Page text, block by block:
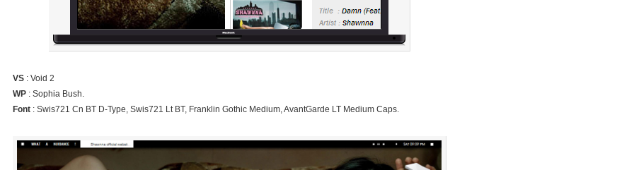
VS : Void 2
WP : Sophia Bush.
Font : Swis721 Cn BT D-Type, Swis721 Lt BT, Franklin Gothic Medium, AvantGarde LT Medium Caps.